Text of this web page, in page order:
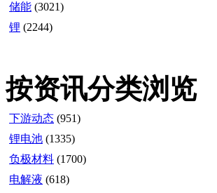
储能 (3021)
锂 (2244)
按资讯分类浏览
下游动态 (951)
锂电池 (1335)
负极材料 (1700)
电解液 (618)